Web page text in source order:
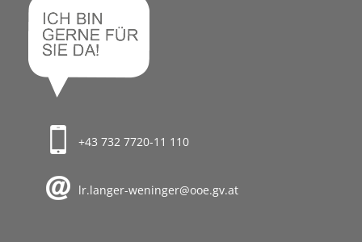
+43 732 7720-11 110
lr.langer-weninger@ooe.gv.at